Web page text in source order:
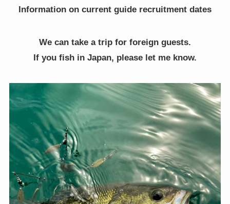
Information on current guide recruitment dates
We can take a trip for foreign guests.
If you fish in Japan, please let me know.